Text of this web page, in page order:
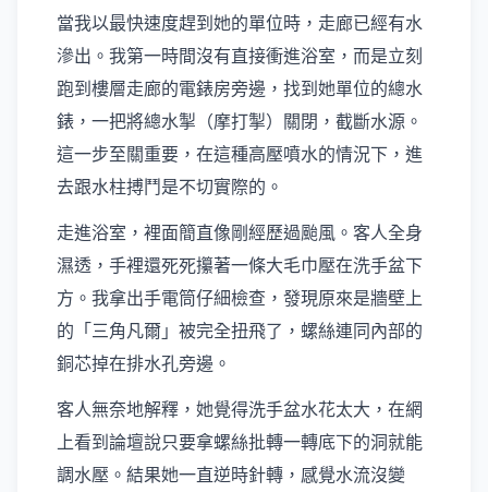
當我以最快速度趕到她的單位時，走廊已經有水
滲出。我第一時間沒有直接衝進浴室，而是立刻
跑到樓層走廊的電錶房旁邊，找到她單位的總水
錶，一把將總水掣（摩打掣）關閉，截斷水源。
這一步至關重要，在這種高壓噴水的情況下，進
去跟水柱搏鬥是不切實際的。
走進浴室，裡面簡直像剛經歷過颱風。客人全身
濕透，手裡還死死攥著一條大毛巾壓在洗手盆下
方。我拿出手電筒仔細檢查，發現原來是牆壁上
的「三角凡爾」被完全扭飛了，螺絲連同內部的
銅芯掉在排水孔旁邊。
客人無奈地解釋，她覺得洗手盆水花太大，在網
上看到論壇說只要拿螺絲批轉一轉底下的洞就能
調水壓。結果她一直逆時針轉，感覺水流沒變